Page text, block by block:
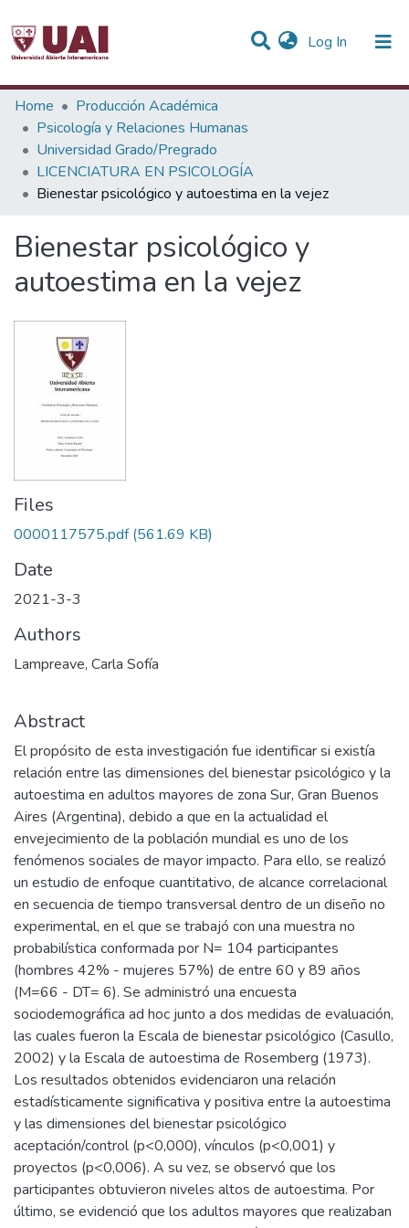
Log In (current)
Statistics
Communities & Collections
All of DSpace
Home
Producción Académica
Psicología y Relaciones Humanas
Universidad Grado/Pregrado
LICENCIATURA EN PSICOLOGÍA
Bienestar psicológico y autoestima en la vejez
Bienestar psicológico y
autoestima en la vejez
Files
0000117575.pdf (561.69 KB)
Date
2021-3-3
Authors
Lampreave, Carla Sofía
Abstract
El propósito de esta investigación fue identificar si existía
relación entre las dimensiones del bienestar psicológico y la
autoestima en adultos mayores de zona Sur, Gran Buenos
Aires (Argentina), debido a que en la actualidad el
envejecimiento de la población mundial es uno de los
fenómenos sociales de mayor impacto. Para ello, se realizó
un estudio de enfoque cuantitativo, de alcance correlacional
en secuencia de tiempo transversal dentro de un diseño no
experimental, en el que se trabajó con una muestra no
probabilística conformada por N= 104 participantes
(hombres 42% - mujeres 57%) de entre 60 y 89 años
(M=66 - DT= 6). Se administró una encuesta
sociodemográfica ad hoc junto a dos medidas de evaluación,
las cuales fueron la Escala de bienestar psicológico (Casullo,
2002) y la Escala de autoestima de Rosemberg (1973).
Los resultados obtenidos evidenciaron una relación
estadísticamente significativa y positiva entre la autoestima
y las dimensiones del bienestar psicológico
aceptación/control (p<0,000), vínculos (p<0,001) y
proyectos (p<0,006). A su vez, se observó que los
participantes obtuvieron niveles altos de autoestima. Por
último, se evidenció que los adultos mayores que realizaban